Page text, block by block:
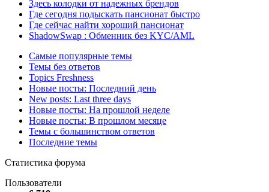
Здесь колодки от надежных брендов
Где сегодня подыскать пансионат быстро
Где сейчас найти хороший пансионат
ShadowSwap : Обменник без KYC/AML
Самые популярные темы
Темы без ответов
Topics Freshness
Новые посты: Последний день
New posts: Last three days
Новые посты: На прошлой неделе
Новые посты: В прошлом месяце
Темы с большинством ответов
Последние темы
Статистика форума
Пользователи